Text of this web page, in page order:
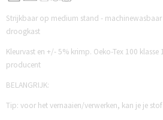
Strijkbaar op medium stand -
droogkast
Kleurvast en +/- 5% krimp. Oeko-Tex 100
producent
BELANGRIJK:
Tip: voor het vernaaien/verwerken, kan je je